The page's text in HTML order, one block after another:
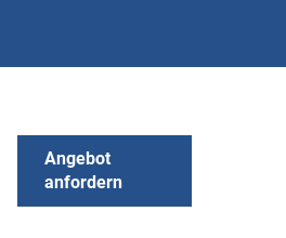
Angebot
anfordern